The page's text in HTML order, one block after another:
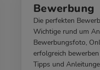
Bewerbung
Die perfekten
Wichtige rund um
Bewerbungsfoto,
erfolgreich
Tipps und